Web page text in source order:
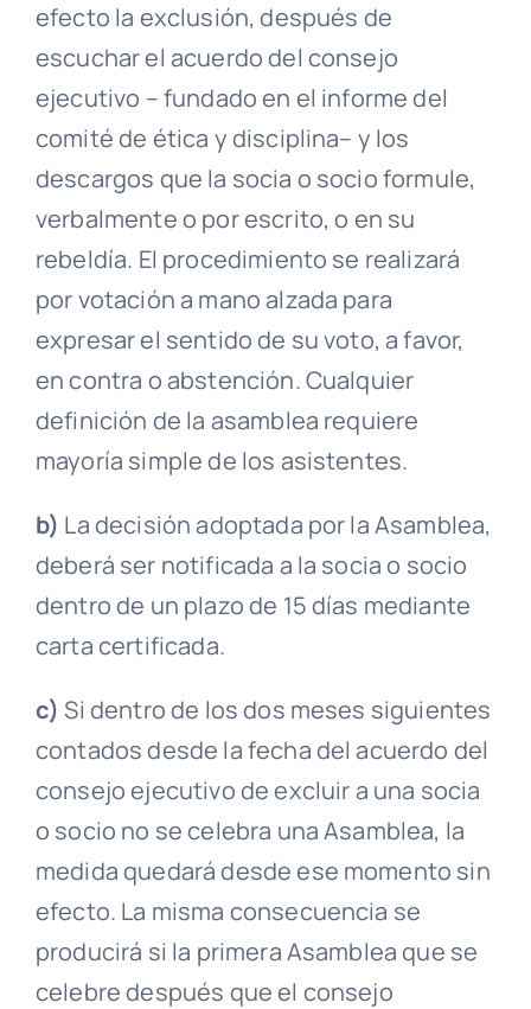
efecto la exclusión, después de
escuchar el acuerdo del consejo
ejecutivo – fundado en el informe del
comité de ética y disciplina– y los
descargos que la socia o socio formule,
verbalmente o por escrito, o en su
rebeldía. El procedimiento se realizará
por votación a mano alzada para
expresar el sentido de su voto, a favor,
en contra o abstención. Cualquier
definición de la asamblea requiere
mayoría simplede los asistentes.
b) La decisión adoptada por laAsamblea,
deberá ser notificada a la socia o socio
dentro de un plazo de 15 días mediante
carta certificada.
c) Si dentro de los dos meses siguientes
contados desde la fecha del acuerdo del
consejo ejecutivode excluir a una socia
o socio no se celebra unaAsamblea, la
medida quedará desde ese momento sin
efecto. La misma consecuencia se
producirá si la primeraAsambleaque se
celebre después que el consejo